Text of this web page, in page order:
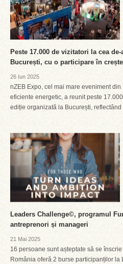
Peste 17.000 de vizitatori la cea
București, cu o participare în
26 Iun 2025
nZEB Expo, cel mai mare eveniment
eficiente energetic, a reunit peste
ediție organizată la București,
Leaders Challenge©, programul
antreprenori și manageri
21 Mai 2025
16 persoane sunt așteptate să se
România oferă 2 burse participanților